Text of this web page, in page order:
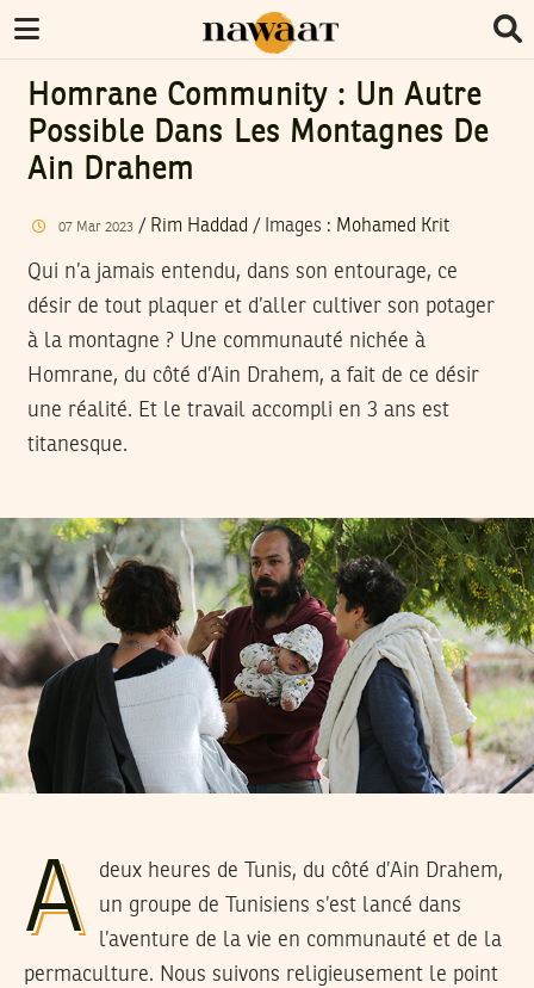
Homrane Community : Un Autre
Possible Dans Les Montagnes De
Ain Drahem
07 Mar 2023/ Rim Haddad / Images : Mohamed Krit
Qui n’a jamais entendu, dans son entourage, ce
désir de tout plaquer et d’aller cultiver son potager
à la montagne ? Une communauté nichée à
Homrane, du côté d’Ain Drahem, a fait de ce désir
une réalité. Et le travail accompli en 3 ans est
titanesque.
A
deux heures de Tunis, du côté d’Ain Drahem,
un groupe de Tunisiens s’est lancé dans
l’aventure de la vie en communauté et de la
permaculture. Nous suivons religieusement le point